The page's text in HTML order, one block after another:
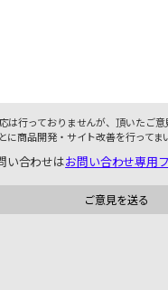
は行っておりませんが、頂いたご
に商品開発・サイト改善を行ってま
い合わせはお問い合わせ専用